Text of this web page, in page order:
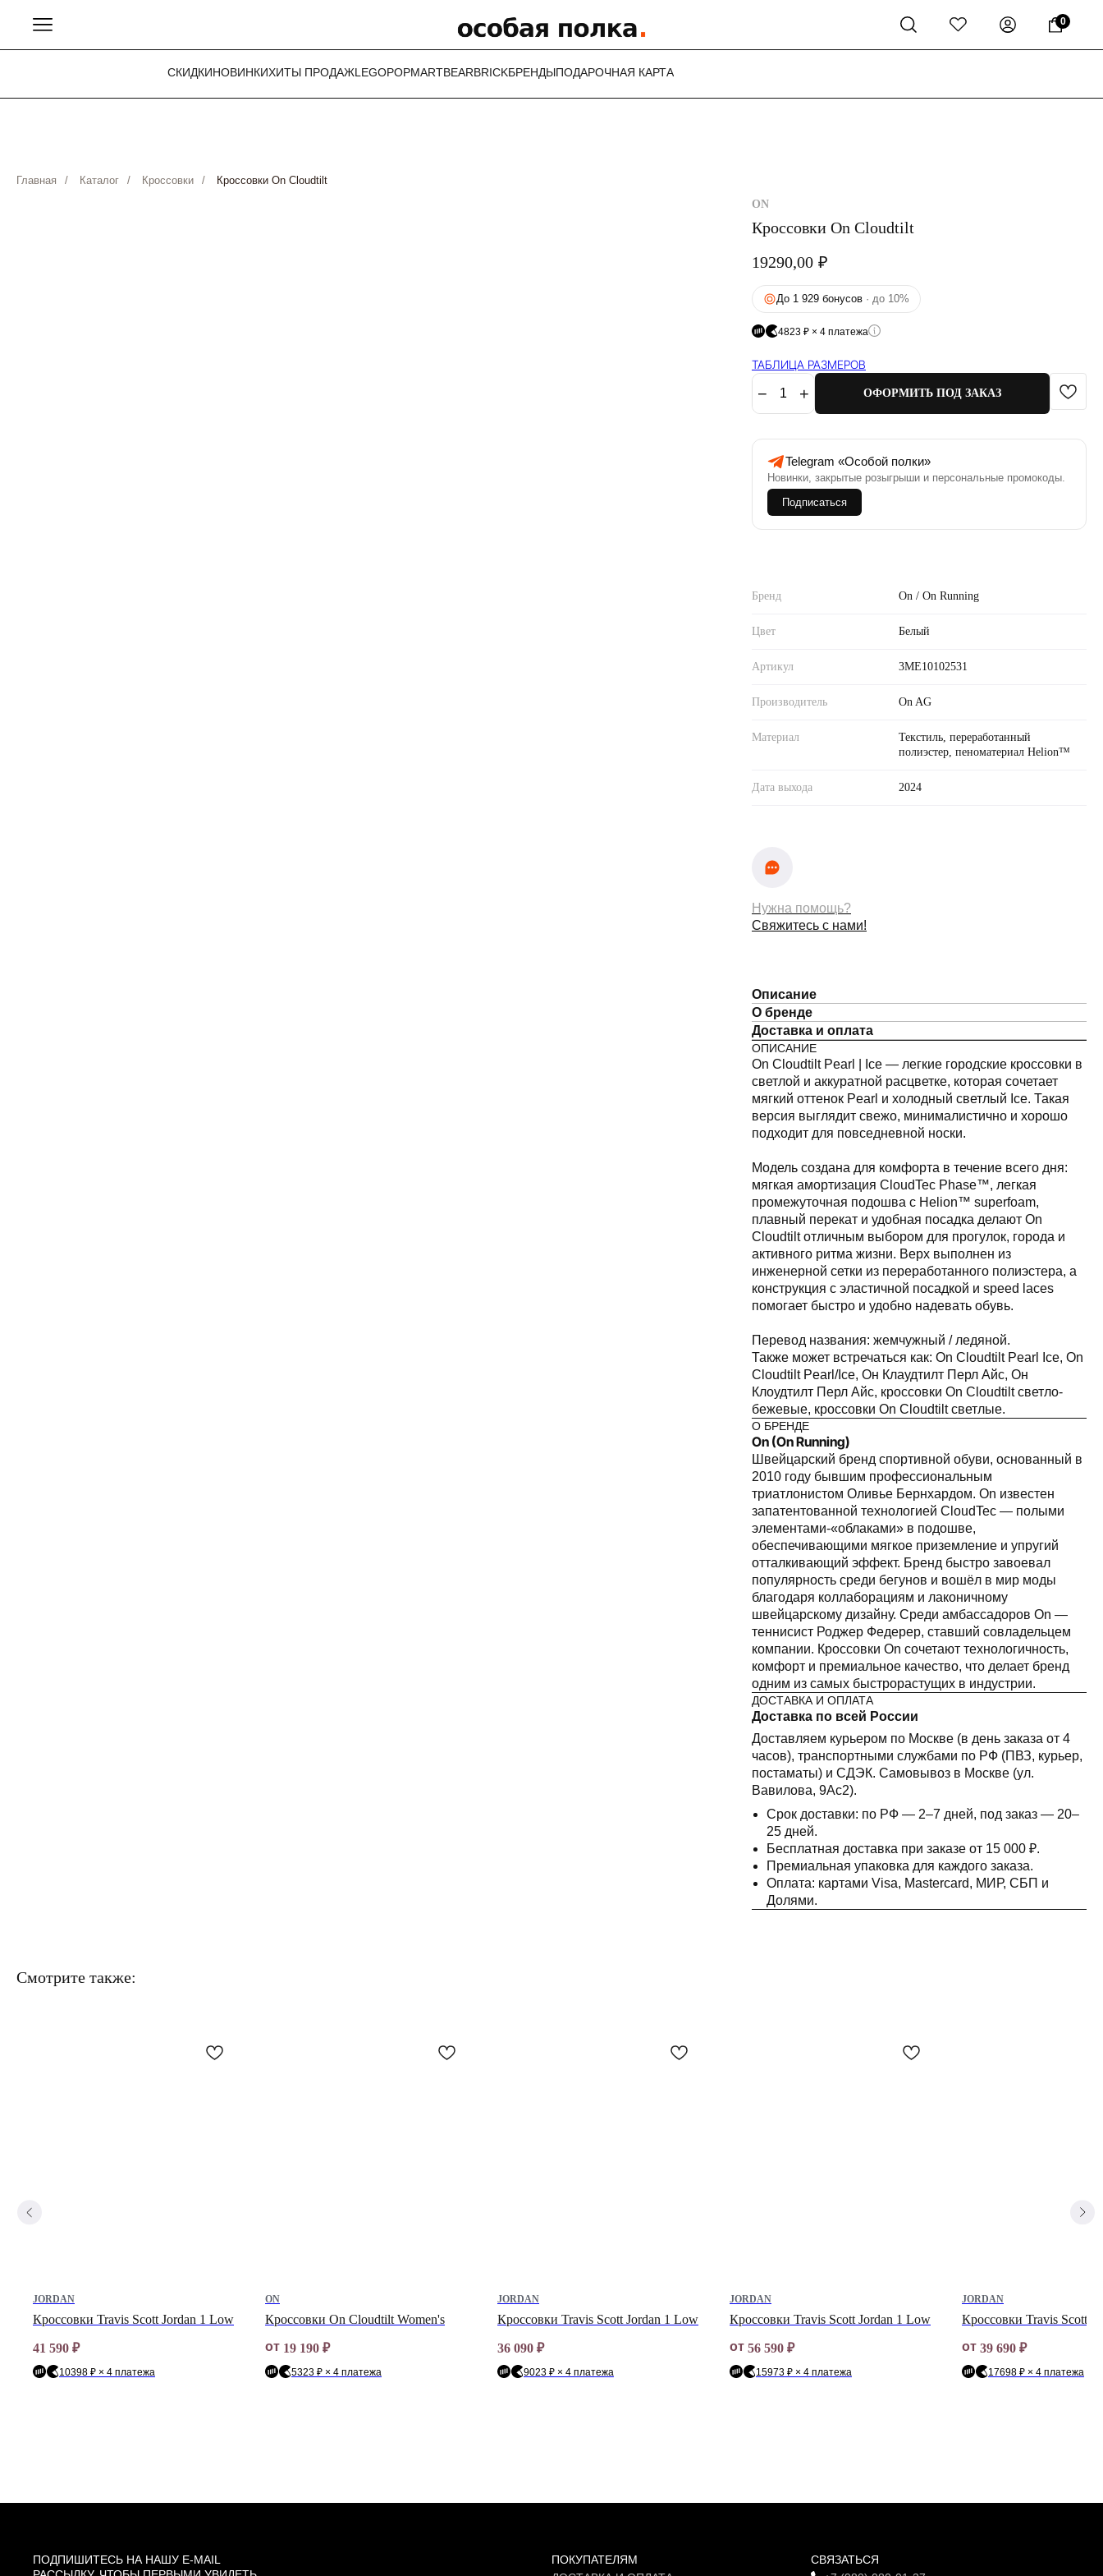
0
СКИДКИНОВИНКИХИТЫ ПРОДАЖLEGOPOPMARTBEARBRICKБРЕНДЫПОДАРОЧНАЯ КАРТА
Главная / Каталог / Кроссовки / Кроссовки On Cloudtilt
Кроссовки On Cloudtilt
ON
19290,00 ₽
До 1 929 бонусов · до 10%
4823 ₽ × 4 платежа
ТАБЛИЦА РАЗМЕРОВ
− 1 + ОФОРМИТЬ ПОД ЗАКАЗ
Telegram «Особой полки»
Новинки, закрытые розыгрыши и персональные промокоды.
Подписаться
Бренд On / On Running
Цвет Белый
Артикул 3ME10102531
Производитель On AG
Материал
Текстиль, переработанный
полиэстер, пеноматериал Helion™
Дата выхода 2024
Нужна помощь?
Свяжитесь с нами!
Описание
О бренде
Доставка и оплата
ОПИСАНИЕ
On Cloudtilt Pearl | Ice — легкие городские кроссовки в
светлой и аккуратной расцветке, которая сочетает
мягкий оттенок Pearl и холодный светлый Ice. Такая
версия выглядит свежо, минималистично и хорошо
подходит для повседневной носки.
Модель создана для комфорта в течение всего дня:
мягкая амортизация CloudTec Phase™, легкая
промежуточная подошва с Helion™ superfoam,
плавный перекат и удобная посадка делают On
Cloudtilt отличным выбором для прогулок, города и
активного ритма жизни. Верх выполнен из
инженерной сетки из переработанного полиэстера, а
конструкция с эластичной посадкой и speed laces
помогает быстро и удобно надевать обувь.
Перевод названия: жемчужный / ледяной.
Также может встречаться как: On Cloudtilt Pearl Ice, On
Cloudtilt Pearl/Ice, Он Клаудтилт Перл Айс, Он
Клоудтилт Перл Айс, кроссовки On Cloudtilt светло-
бежевые, кроссовки On Cloudtilt светлые.
О БРЕНДЕ
On (On Running)
Швейцарский бренд спортивной обуви, основанный в
2010 году бывшим профессиональным
триатлонистом Оливье Бернхардом. On известен
запатентованной технологией CloudTec — полыми
элементами-«облаками» в подошве,
обеспечивающими мягкое приземление и упругий
отталкивающий эффект. Бренд быстро завоевал
популярность среди бегунов и вошёл в мир моды
благодаря коллаборациям и лаконичному
швейцарскому дизайну. Среди амбассадоров On —
теннисист Роджер Федерер, ставший совладельцем
компании. Кроссовки On сочетают технологичность,
комфорт и премиальное качество, что делает бренд
одним из самых быстрорастущих в индустрии.
ДОСТАВКА И ОПЛАТА
Доставка по всей России
Доставляем курьером по Москве (в день заказа от 4
часов), транспортными службами по РФ (ПВЗ, курьер,
постаматы) и СДЭК. Самовывоз в Москве (ул.
Вавилова, 9Ас2).
Срок доставки: по РФ — 2–7 дней, под заказ — 20–
25 дней.
Бесплатная доставка при заказе от 15 000 ₽.
Премиальная упаковка для каждого заказа.
Оплата: картами Visa, Mastercard, МИР, СБП и
Долями.
Смотрите также:
Кроссовки Travis Scott Jordan 1 Low
JORDAN
41 590 ₽
10398 ₽ × 4 платежа
Кроссовки On Cloudtilt Women's
ON
от 19 190 ₽
5323 ₽ × 4 платежа
Кроссовки Travis Scott Jordan 1 Low
JORDAN
36 090 ₽
9023 ₽ × 4 платежа
Кроссовки Travis Scott Jordan 1 Low
JORDAN
от 56 590 ₽
15973 ₽ × 4 платежа
Кроссовки Travis Scott
JORDAN
от 39 690 ₽
17698 ₽ × 4 платежа
ПОДПИШИТЕСЬ НА НАШУ E-MAIL
ПОКУПАТЕЛЯМ
СВЯЗАТЬСЯ